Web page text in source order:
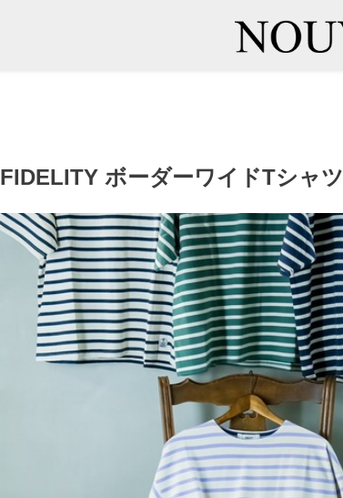
FIDELITY ボーダーワイドTシャツ